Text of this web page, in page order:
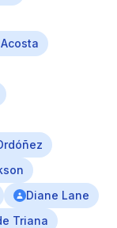
Diane Lane
Triana